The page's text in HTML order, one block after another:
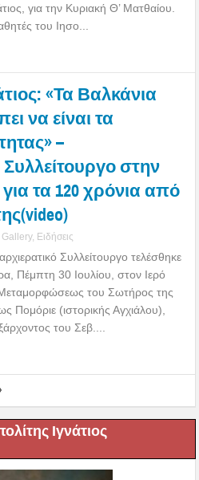
για την Κυριακή Θ’ Ματθαίου.
του Ιησο...
«Τα Βαλκάνια
να είναι τα
–
στην
τα 120 χρόνια από
, Ειδήσεις
Συλλείτουργο τελέσθηκε
Πέμπτη 30 Ιουλίου, στον Ιερό
του Σωτήρος της
Πομόριε (ιστορικής Αγχιάλου),
του Σεβ....
Ιγνάτιος